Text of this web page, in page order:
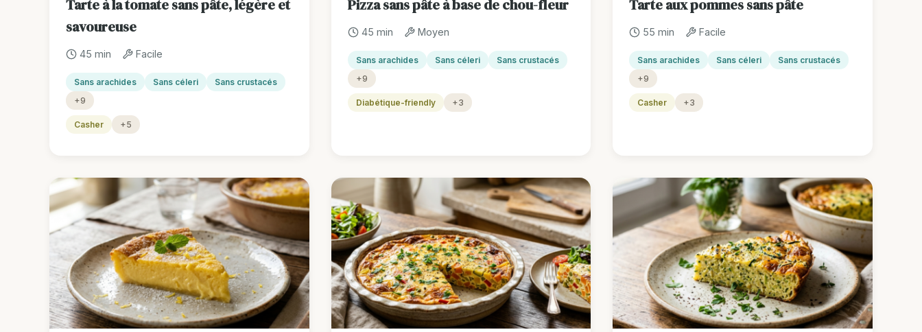
Tarte à la tomate sans pâte, légère et
savoureuse
45 min Facile
Sans arachides Sans céleri
Sans crustacés
+9
Casher +5
Pizza sans pâte à base de chou-fleur
45 min Moyen
Sans arachides Sans céleri
Sans crustacés
+9
Diabétique-friendly +3
Tarte aux pommes sans pâte
55 min Facile
Sans arachides Sans céleri
Sans crustacés
+9
Casher +3